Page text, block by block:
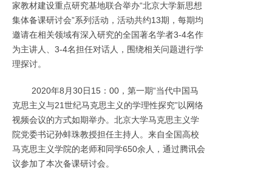
家教材建设重点研究基地联合举办“北京大学新思想
集体备课研讨会”系列活动，活动共约13期，每期均
邀请在相关领域有深入研究的全国著名学者3-4名作
为主讲人、3-4名担任对话人，围绕相关问题进行学
理探讨。
2020年8月30日15：00，第一期“当代中国马
克思主义与21世纪马克思主义的学理性探究”以网络
视频会议的方式如期举办。北京大学马克思主义学
院党委书记孙蚌珠教授担任主持人。来自全国高校
马克思主义学院的老师和同学650余人，通过腾讯会
议参加了本次备课研讨会。